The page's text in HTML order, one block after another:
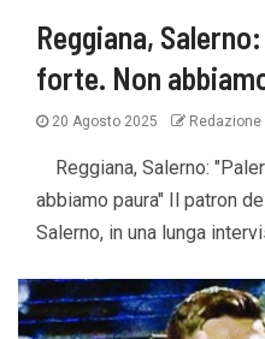
Reggiana,
forte. Non
20 Agosto 2025
Reggiana, Salerno:
abbiamo paura" Il patron
Salerno, in una lunga